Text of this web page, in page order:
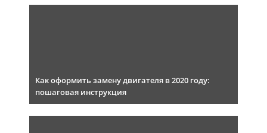
Как оформить замену двигателя в 2020 году:
пошаговая инструкция